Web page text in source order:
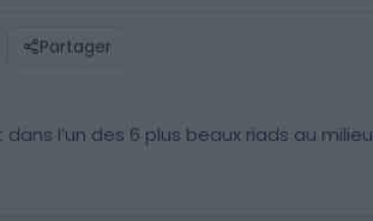
Partager
l’un des 6 plus beaux riads au milieu